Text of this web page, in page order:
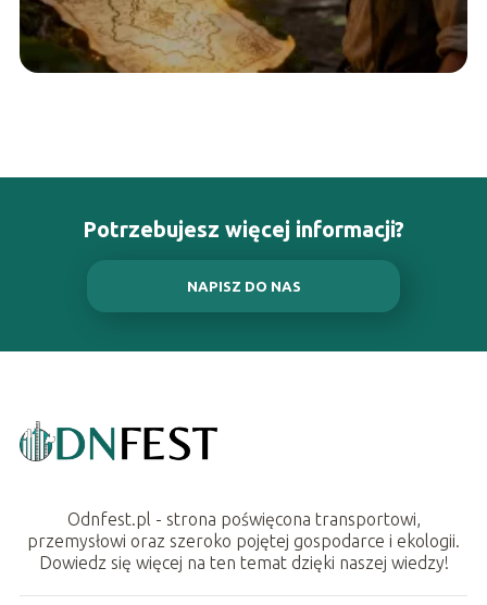
Potrzebujesz więcej informacji?
NAPISZ DO NAS
Odnfest.pl - strona poświęcona transportowi,
przemysłowi oraz szeroko pojętej gospodarce i ekologii.
Dowiedz się więcej na ten temat dzięki naszej wiedzy!